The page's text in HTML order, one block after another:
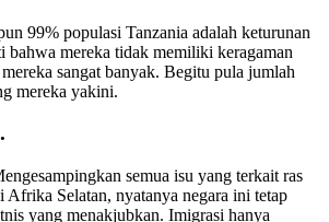
99% populasi Tanzania adalah keturunan
mereka tidak memiliki keragaman
sangat banyak. Begitu pula jumlah
mereka yakini.
semua isu yang terkait ras
Afrika Selatan, nyatanya negara ini tetap
yang menakjubkan. Imigrasi hanya